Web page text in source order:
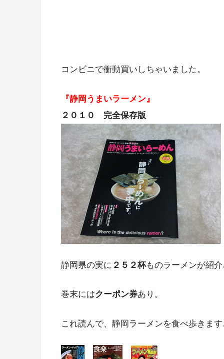
コンビニで衝動買いしちゃいました。
『静岡うまいラーメン』
２０１０ 完全保存版
静岡県の実に ２５２杯ものラーメンが紹
巻末にはクーポン券あり。
これ読んで、静岡ラーメンを食べ歩きます